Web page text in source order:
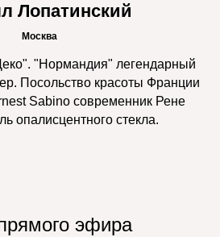
Лопатинский
Москва
"Нормандия" легендарный
Посольство красоты Франции
Sabino современник Рене
опалисцентного стекла.
эфира